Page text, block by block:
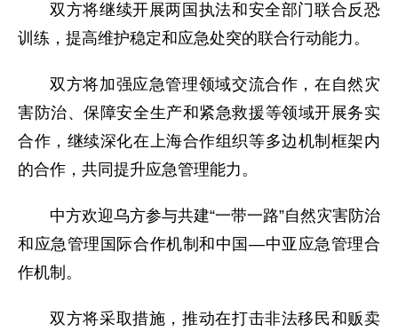
双方将继续开展两国执法和安全部门联合反恐
训练，提高维护稳定和应急处突的联合行动能力。
双方将加强应急管理领域交流合作，在自然灾
害防治、保障安全生产和紧急救援等领域开展务实
合作，继续深化在上海合作组织等多边机制框架内
的合作，共同提升应急管理能力。
中方欢迎乌方参与共建“一带一路”自然灾害防治
和应急管理国际合作机制和中国—中亚应急管理合
作机制。
双方将采取措施，推动在打击非法移民和贩卖